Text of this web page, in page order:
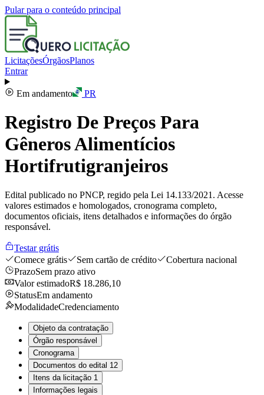
Pular para o conteúdo principal
LicitaçõesÓrgãosPlanos
Entrar
Em andamento PR
Registro De Preços Para
Gêneros Alimentícios
Hortifrutigranjeiros
Edital publicado no PNCP, regido pela Lei 14.133/2021. Acesse
valores estimados e homologados, cronograma completo,
documentos oficiais, itens detalhados e informações do órgão
responsável.
Testar grátis
Comece grátis
Sem cartão de crédito
Cobertura nacional
PrazoSem prazo ativo
Valor estimadoR$ 18.286,10
StatusEm andamento
ModalidadeCredenciamento
Objeto da contratação
Órgão responsável
Cronograma
Documentos do edital 12
Itens da licitação 1
Informações legais